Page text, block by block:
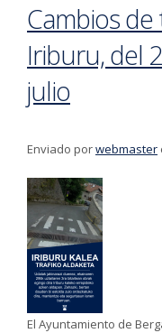
Cambios
Iriburu, del
julio
Enviado porwebmaster
El Ayuntamiento de